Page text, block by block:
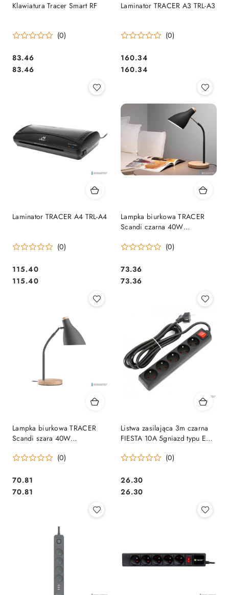
Klawiatura Tracer Smart RF
(0)
Cena:
83.46
Cena:
83.46
Laminator TRACER A3 TRL-A3
(0)
Cena:
160.34
Cena:
160.34
Laminator TRACER A4 TRL-A4
(0)
Cena:
115.40
Cena:
115.40
Lampka biurkowa TRACER
Scandi czarna 40W
(0)
Cena:
73.36
Cena:
73.36
Lampka biurkowa TRACER
Scandi szara 40W
(0)
Cena:
70.81
Cena:
70.81
Listwa zasilająca 3m czarna
FIESTA 10A 5gniazd typu E
(0)
Cena:
26.30
Cena:
26.30